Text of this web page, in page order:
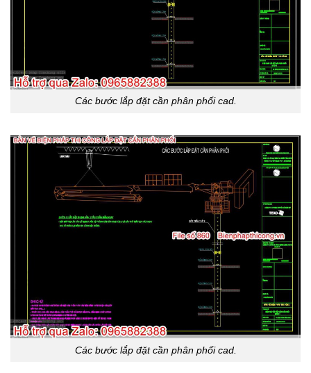
Các bước lắp đặt cần phân phối cad.
Các bước lắp đặt cần phân phối cad.